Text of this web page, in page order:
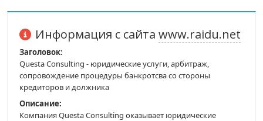
Информация с сайта www.raidu.net
Заголовок:
Questa Consulting - юридические услуги, арбитраж,
сопровождение процедуры банкротсва со стороны
кредиторов и должника
Описание:
Компания Questa Consulting оказывает юридические